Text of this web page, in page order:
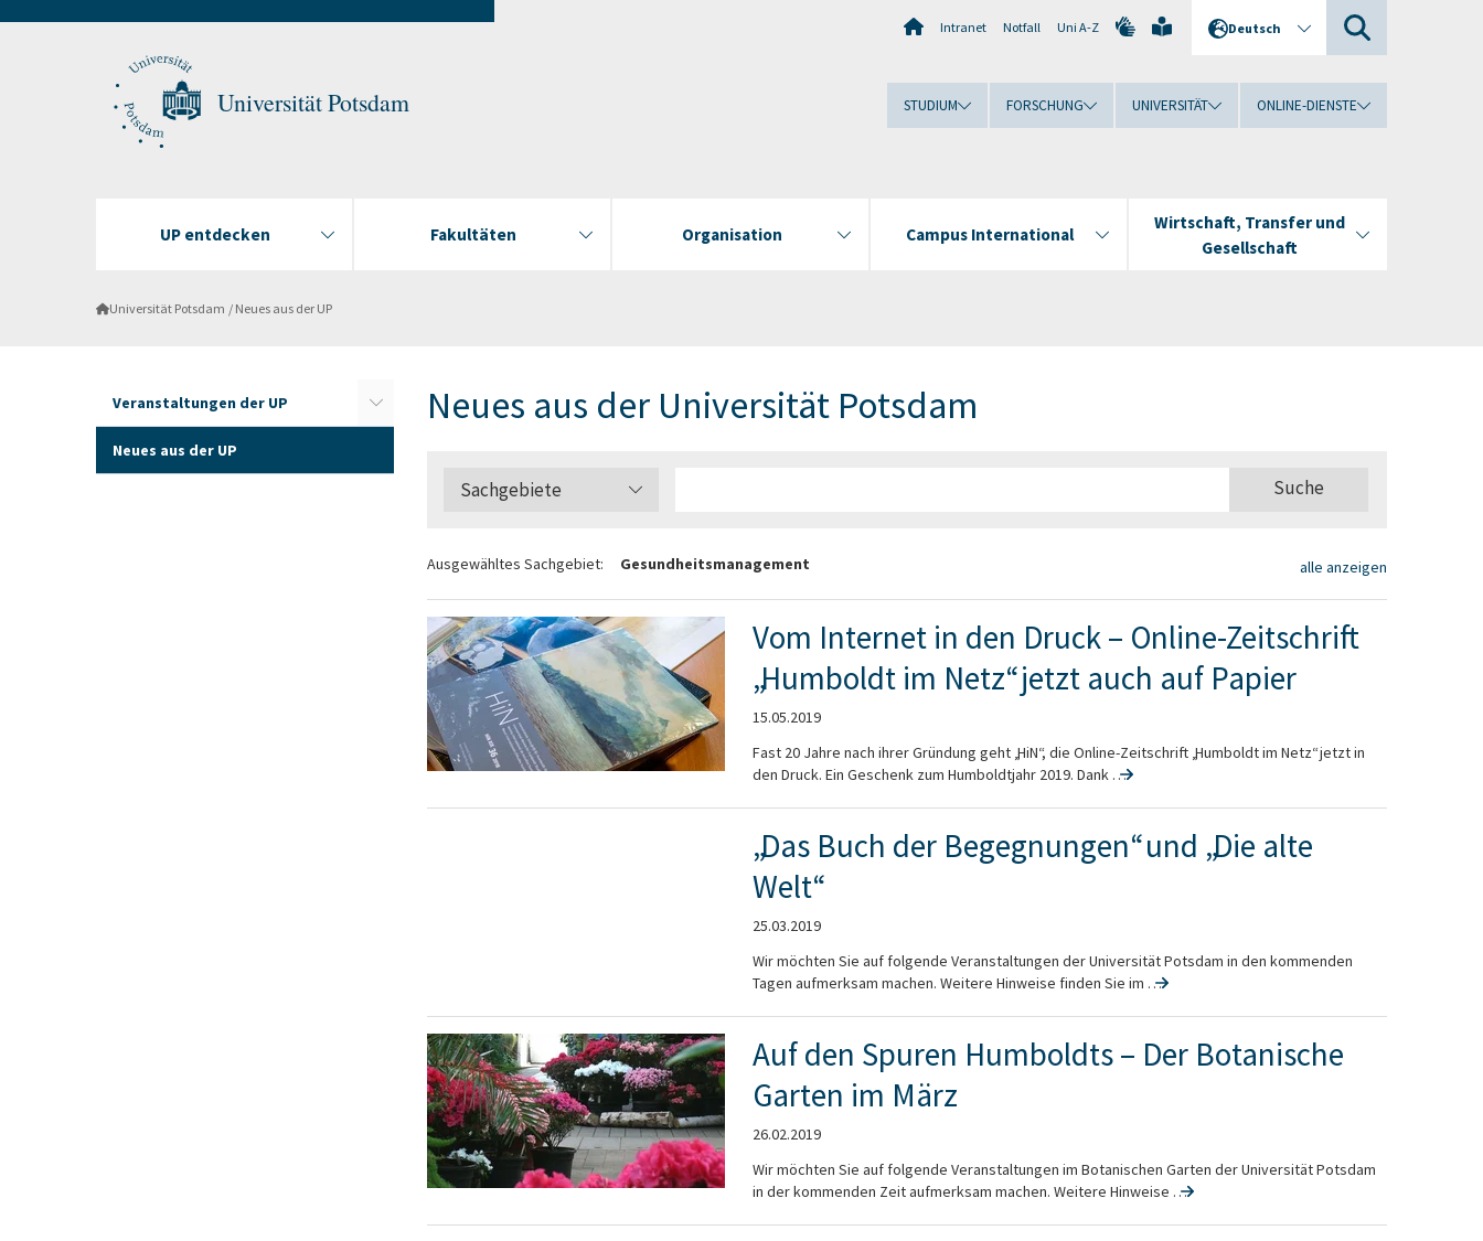
Universität Potsdam
Intranet Notfall Uni A-Z Deutsch
STUDIUM FORSCHUNG UNIVERSITÄT ONLINE-DIENSTE
UP entdecken Fakultäten Organisation Campus International
Wirtschaft, Transfer und
Gesellschaft
Universität Potsdam Neues aus der UP
Veranstaltungen der UP
Neues aus der UP
Neues aus der Universität Potsdam
Sachgebiete
Ausgewähltes Sachgebiet: Gesundheitsmanagement alle anzeigen
Vom Internet in den Druck – Online-Zeitschrift
„Humboldt im Netz“ jetzt auch auf Papier
15.05.2019
Fast 20 Jahre nach ihrer Gründung geht „HiN“, die Online-Zeitschrift „Humboldt im Netz“ jetzt in
den Druck. Ein Geschenk zum Humboldtjahr 2019. Dank …
„Das Buch der Begegnungen“ und „Die alte
Welt“
25.03.2019
Wir möchten Sie auf folgende Veranstaltungen der Universität Potsdam in den kommenden
Tagen aufmerksam machen. Weitere Hinweise finden Sie im …
Auf den Spuren Humboldts – Der Botanische
Garten im März
26.02.2019
Wir möchten Sie auf folgende Veranstaltungen im Botanischen Garten der Universität Potsdam
in der kommenden Zeit aufmerksam machen. Weitere Hinweise …